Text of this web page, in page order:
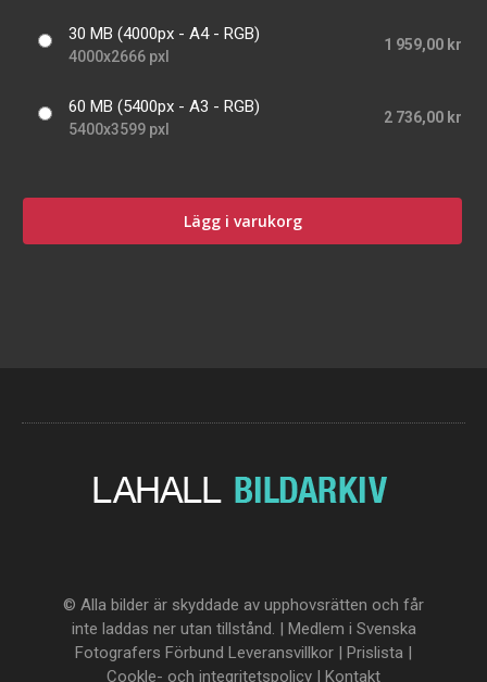
30 MB (4000px - A4 - RGB)
4000x2666 pxl
1 959,00 kr
60 MB (5400px - A3 - RGB)
5400x3599 pxl
2 736,00 kr
Lägg i varukorg
© Alla bilder är skyddade av upphovsrätten och får
inte laddas ner utan tillstånd. | Medlem i Svenska
Fotografers Förbund Leveransvillkor | Prislista |
Cookle- och integritetspolicy | Kontakt